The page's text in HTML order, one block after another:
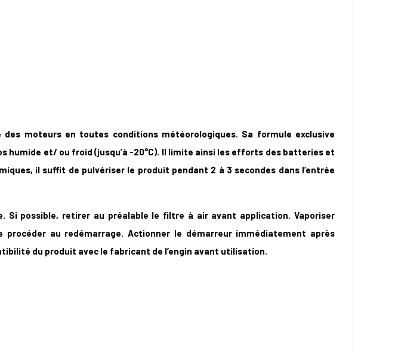
des moteurs en toutes conditions météorologiques. Sa formule exclusive
humide et/ ou froid (jusqu’à -20°C). Il limite ainsi les efforts des batteries et
il suffit de pulvériser le produit pendant 2 à 3 secondes dans l’entrée
Si possible, retirer au préalable le filtre à air avant application. Vaporiser
au redémarrage. Actionner le démarreur immédiatement après
du produit avec le fabricant de l’engin avant utilisation.